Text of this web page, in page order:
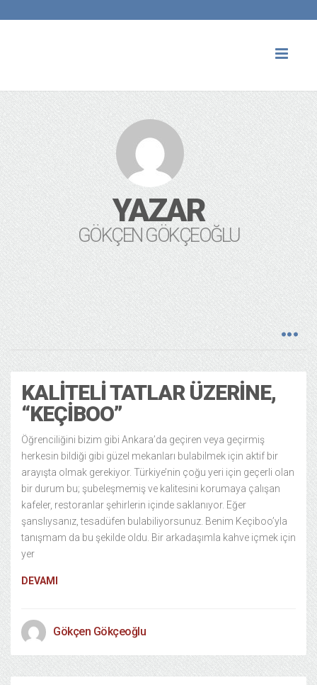
YAZAR
GÖKÇEN GÖKÇEOĞLU
KALITELI TATLAR ÜZERINE,
“KEÇIBOO”
Öğrenciliğini bizim gibi Ankara’da geçiren veya geçirmiş
herkesin bildiği gibi güzel mekanları bulabilmek için aktif bir
arayışta olmak gerekiyor. Türkiye’nin çoğu yeri için geçerli olan
bir durum bu; şubeleşmemiş ve kalitesini korumaya çalışan
kafeler, restoranlar şehirlerin içinde saklanıyor. Eğer
şanslıysanız, tesadüfen bulabiliyorsunuz. Benim Keçiboo’yla
tanışmam da bu şekilde oldu. Bir arkadaşımla kahve içmek için
yer
DEVAMI
Gökçen Gökçeoğlu